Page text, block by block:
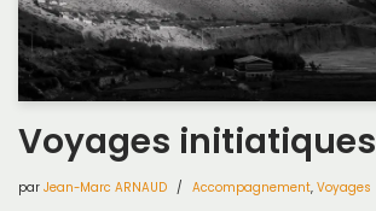
Voyages initiatiques
par Jean-Marc ARNAUD Accompagnement, Voyages